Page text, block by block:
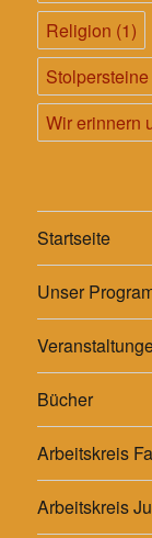
Religion (1)
Stolpersteine
Wir erinnern
Startseite
Unser
Bücher
Arbeitskreis
Arbeitskreis